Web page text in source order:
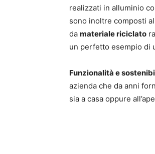
realizzati in alluminio
sono inoltre composti
da materiale riciclato
un perfetto esempio di
Funzionalità e
azienda che da anni
sia a casa oppure